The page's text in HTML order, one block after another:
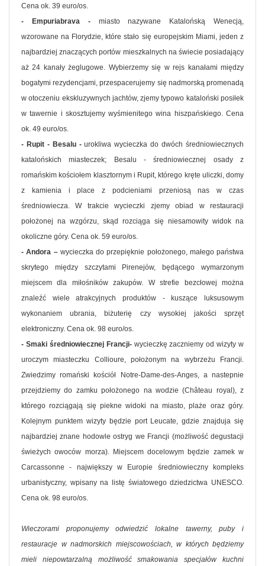
Cena ok. 39 euro/os.
- Empuriabrava - miasto nazywane Katalońską Wenecją,
wzorowane na Florydzie, które stało się europejskim Miami, jeden z
najbardziej znaczących portów mieszkalnych na świecie posiadający
aż 24 kanały żeglugowe. Wybierzemy się w rejs kanałami między
bogatymi rezydencjami, przespacerujemy się nadmorską promenadą
w otoczeniu ekskluzywnych jachtów, zjemy typowo kataloński posiłek
w tawernie i skosztujemy wyśmienitego wina hiszpańskiego. Cena
ok. 49 euro/os.
- Rupit - Besalu -urokliwa wycieczka do dwóch średniowiecznych
katalońskich miasteczek; Besalu - średniowiecznej osady z
romańskim kościołem klasztornym i Rupit, którego kręte uliczki, domy
z kamienia i place z podcieniami przeniosą nas w czas
średniowiecza. W trakcie wycieczki zjemy obiad w restauracji
położonej na wzgórzu, skąd rozciąga się niesamowity widok na
okoliczne góry. Cena ok. 59 euro/os.
- Andora – wycieczka do przepięknie położonego, małego państwa
skrytego między szczytami Pirenejów, będącego wymarzonym
miejscem dla miłośników zakupów. W strefie bezcłowej można
znaleźć wiele atrakcyjnych produktów - kuszące luksusowym
wykonaniem ubrania, biżuterię czy wysokiej jakości sprzęt
elektroniczny. Cena ok. 98 euro/os.
- Smaki średniowiecznej Francji-wycieczkę zaczniemy od wizyty w
uroczym miasteczku Collioure, położonym na wybrzeżu Francji.
Zwiedzimy romański kościół Notre-Dame-des-Anges, a nastepnie
przejdziemy do zamku położonego na wodzie (Château royal), z
którego rozciągają się piekne widoki na miasto, plaże oraz góry.
Kolejnym punktem wizyty będzie port Leucate, gdzie znajduja się
najbardziej znane hodowle ostryg we Francji (możliwość degustacji
świeżych owoców morza). Miejscem docelowym będzie zamek w
Carcassonne - największy w Europie średniowieczny kompleks
urbanistyczny, wpisany na listę światowego dziedzictwa UNESCO.
Cena ok. 98 euro/os.
Wieczorami proponujemy odwiedzić lokalne tawerny, puby i
restauracje w nadmorskich miejscowościach, w których będziemy
mieli niepowtarzalną możliwość smakowania specjałów kuchni